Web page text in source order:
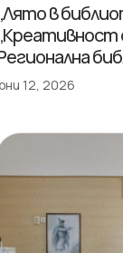
в
12, 2026